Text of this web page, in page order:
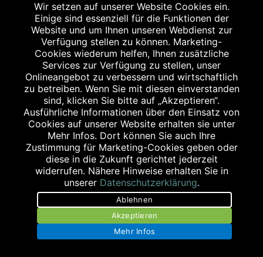
BEAUTY
KOSMETIK FÜR SENSIBLE HAUT
Sensible Haut reagiert auf viele Stoffe mit Rötungen
und Irritationen. Mit Beratung aus Ihrer Apotheke
lässt sich das vermeiden.
Wir setzen auf unserer Website Cookies ein.
Einige sind essenziell für die Funktionen der
Website und um Ihnen unseren Webdienst zur
Verfügung stellen zu können. Marketing-
Cookies wiederum helfen, Ihnen zusätzliche
Services zur Verfügung zu stellen, unser
Onlineangebot zu verbessern und wirtschaftlich
zu betreiben. Wenn Sie mit diesen einverstanden
sind, klicken Sie bitte auf „Akzeptieren“.
Ausführliche Informationen über den Einsatz von
Cookies auf unserer Website erhalten sie unter
Mehr Infos. Dort können Sie auch Ihre
Zustimmung für Marketing-Cookies geben oder
diese in die Zukunft gerichtet jederzeit
widerrufen. Nähere Hinweise erhalten Sie in
unserer Datenschutzerklärung.
Ablehnen
Akzeptieren
Mehr Infos